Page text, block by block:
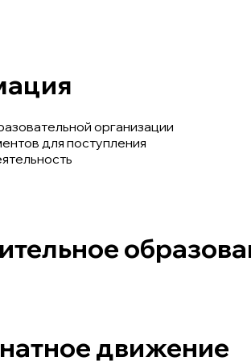
организации
для поступления
движение